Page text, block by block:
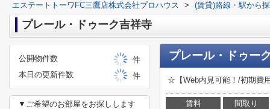
エステートトーワFC三鷹店株式会社プロハウス > (賃貸)路線・駅から
プレール・ドゥーク吉祥寺
プレール・ドゥー
☆【Web内見可能！/初期費
賃料 間取り
公開物件数
件
本日の更新件数
件
▼ご希望のお部屋をお探しします